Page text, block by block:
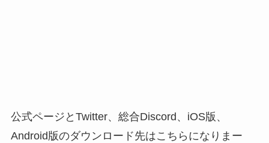
公式ページとTwitter、総合Discord、iOS版、
Android版のダウンロード先はこちらになりまー